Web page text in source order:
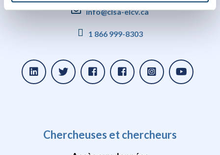
info@clsa-elcv.ca
1 866 999-8303
Chercheuses et chercheurs